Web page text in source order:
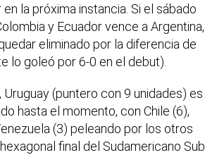
la próxima instancia. Si el sábado
y Ecuador vence a Argentina,
eliminado por la diferencia de
lo goleó por 6-0 en el debut).
Uruguay (puntero con 9 unidades) es
hasta el momento, con Chile (6),
(3) peleando por los otros
final del Sudamericano Sub